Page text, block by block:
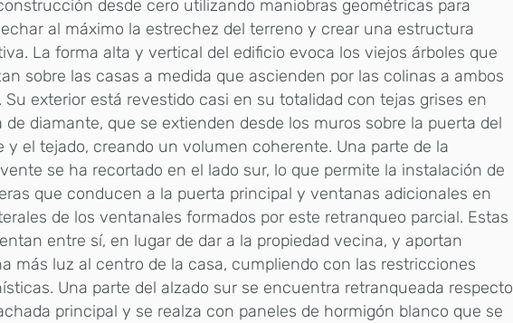
desde cero utilizando maniobras geométricas para
al máximo la estrechez del terreno y crear una estructura
La forma alta y vertical del edificio evoca los viejos árboles que
sobre las casas a medida que ascienden por las colinas a ambos
Su exterior está revestido casi en su totalidad con tejas grises en
de diamante, que se extienden desde los muros sobre la puerta del
y el tejado, creando un volumen coherente. Una parte de la
se ha recortado en el lado sur, lo que permite la instalación de
que conducen a la puerta principal y ventanas adicionales en
de los ventanales formados por este retranqueo parcial. Estas
entre sí, en lugar de dar a la propiedad vecina, y aportan
más luz al centro de la casa, cumpliendo con las restricciones
Una parte del alzado sur se encuentra retranqueada respecto
principal y se realza con paneles de hormigón blanco que se